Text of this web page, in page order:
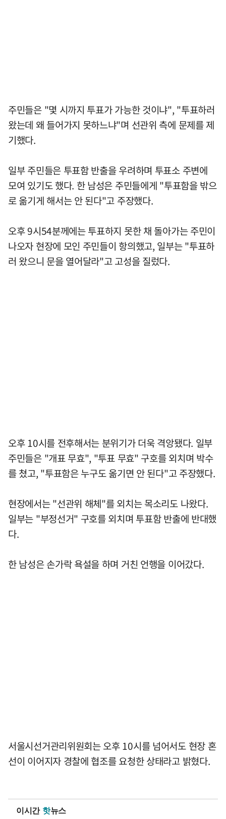
주민들은 "몇 시까지 투표가 가능한 것이냐", "투표하러
왔는데 왜 들어가지 못하느냐"며 선관위 측에 문제를 제
기했다.
일부 주민들은 투표함 반출을 우려하며 투표소 주변에
모여 있기도 했다. 한 남성은 주민들에게 "투표함을 밖으
로 옮기게 해서는 안 된다"고 주장했다.
오후 9시54분께에는 투표하지 못한 채 돌아가는 주민이
나오자 현장에 모인 주민들이 항의했고, 일부는 "투표하
러 왔으니 문을 열어달라"고 고성을 질렀다.
오후 10시를 전후해서는 분위기가 더욱 격앙됐다. 일부
주민들은 "개표 무효", "투표 무효" 구호를 외치며 박수
를 쳤고, "투표함은 누구도 옮기면 안 된다"고 주장했다.
현장에서는 "선관위 해체"를 외치는 목소리도 나왔다.
일부는 "부정선거" 구호를 외치며 투표함 반출에 반대했
다.
한 남성은 손가락 욕설을 하며 거친 언행을 이어갔다.
서울시선거관리위원회는 오후 10시를 넘어서도 현장 혼
선이 이어지자 경찰에 협조를 요청한 상태라고 밝혔다.
이시간 핫뉴스